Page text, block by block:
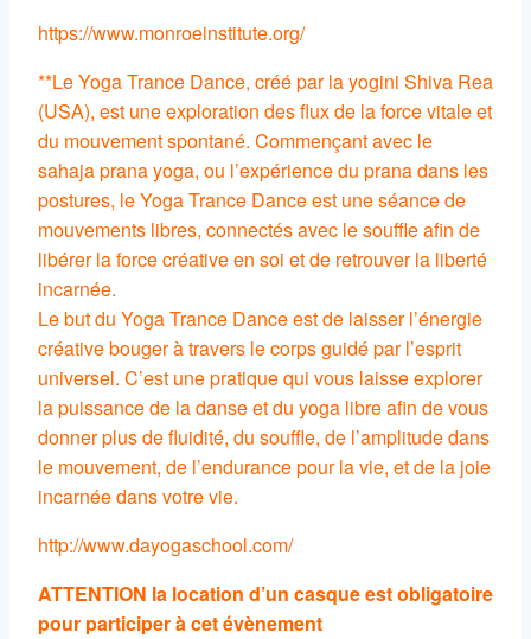
https://www.monroeinstitute.org/
**Le Yoga Trance Dance, créé par la yogini Shiva Rea
(USA), est une exploration des flux de la force vitale et
du mouvement spontané. Commençant avec le
sahaja prana yoga, ou l’expérience du prana dans les
postures, le Yoga Trance Dance est une séance de
mouvements libres, connectés avec le souffle afin de
libérer la force créative en soi et de retrouver la liberté
incarnée.
Le but du Yoga Trance Dance est de laisser l’énergie
créative bouger à travers le corps guidé par l’esprit
universel. C’est une pratique qui vous laisse explorer
la puissance de la danse et du yoga libre afin de vous
donner plus de fluidité, du souffle, de l’amplitude dans
le mouvement, de l’endurance pour la vie, et de la joie
incarnée dans votre vie.
http://www.dayogaschool.com/
ATTENTION la location d’un casque est obligatoire
pour participer à cet évènement